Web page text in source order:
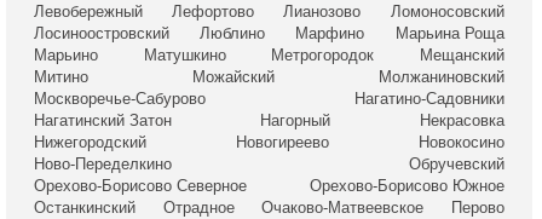
Левобережный
Лефортово Лианозово
Ломоносовский
Лосиноостровский
Люблино Марфино
Марьина Роща
Марьино
Матушкино Метрогородок
Мещанский
Митино
Можайский
Молжаниновский
Москворечье-Сабурово
Нагатино-Садовники
Нагатинский Затон
Нагорный
Некрасовка
Нижегородский
Новогиреево
Новокосино
Ново-Переделкино
Обручевский
Орехово-Борисово Северное
Орехово-Борисово Южное
Останкинский
Отрадное Очаково-Матвеевское
Перово